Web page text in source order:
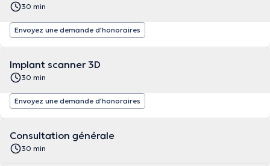
30 min
Envoyez une demande d'honoraires
Implant scanner 3D
30 min
Envoyez une demande d'honoraires
Consultation générale
30 min